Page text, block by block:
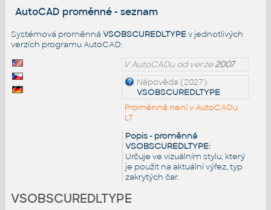
AutoCAD proměnné - seznam
Systémová proměnná VSOBSCUREDLTYPEv jednotlivých
verzích programu AutoCAD:
V AutoCADu od verze2007
Nápověda (2027):
VSOBSCUREDLTYPE
Proměnná není v AutoCADu
LT
Popis - proměnná
VSOBSCUREDLTYPE:
Určuje ve vizuálním stylu, který
je použit na aktuální výřez, typ
zakrytých čar.
VSOBSCUREDLTYPE